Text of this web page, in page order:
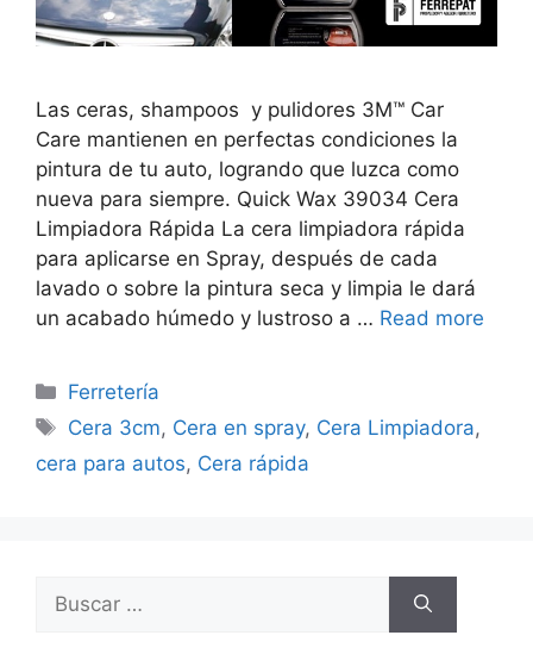
Las ceras, shampoos y pulidores 3M™ Car
Care mantienen en perfectas condiciones la
pintura de tu auto, logrando que luzca como
nueva para siempre. Quick Wax 39034 Cera
Limpiadora Rápida La cera limpiadora rápida
para aplicarse en Spray, después de cada
lavado o sobre la pintura seca y limpia le dará
un acabado húmedo y lustroso a … Read more
Categorías
Ferretería
Etiquetas
Cera 3cm, Cera en spray, Cera Limpiadora,
cera para autos, Cera rápida